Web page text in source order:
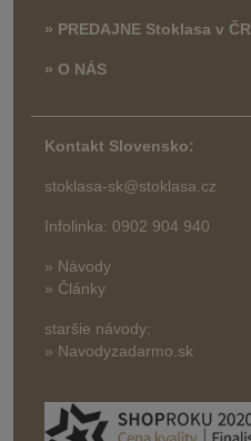
» PREDAJNE Stoklasa v ČR
» O NÁS
Kontakt Slovensko:
stoklasa-sk@stoklasa.cz
Infolinka: 0902 904 940
» Návody
» Články
staršie návody:
» Navodyzadarmo.sk